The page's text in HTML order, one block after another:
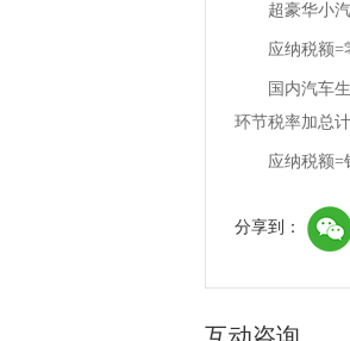
超豪华小汽
应纳税额=零
国内汽车生
环节税率加总
应纳税额=销
分享到：